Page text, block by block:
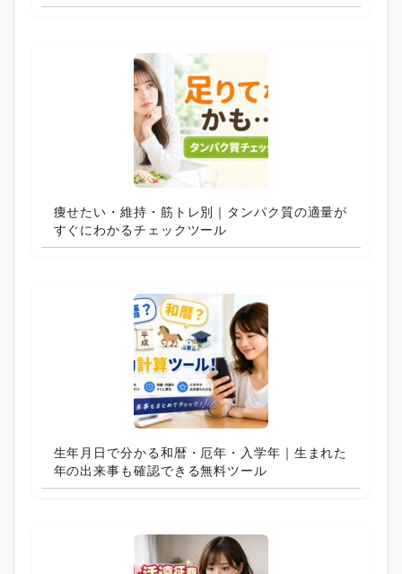
痩せたい・維持・筋トレ別｜タンパク質の適量が
すぐにわかるチェックツール
生年月日で分かる和暦・厄年・入学年｜生まれた
年の出来事も確認できる無料ツール